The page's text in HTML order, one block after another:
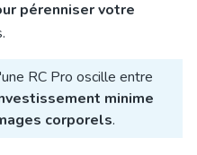
pérenniser votre
RC Pro oscille entre
minime
corporels.